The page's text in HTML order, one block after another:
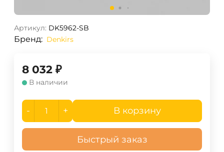
Артикул: DK5962-SB
Бренд: Denkirs
8 032 ₽
В наличии
- + В корзину
Быстрый заказ